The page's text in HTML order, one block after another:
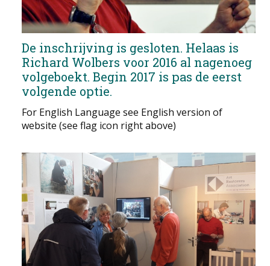
De inschrijving is gesloten. Helaas is
Richard Wolbers voor 2016 al nagenoeg
volgeboekt. Begin 2017 is pas de eerst
volgende optie.
For English Language see English version of
website (see flag icon right above)